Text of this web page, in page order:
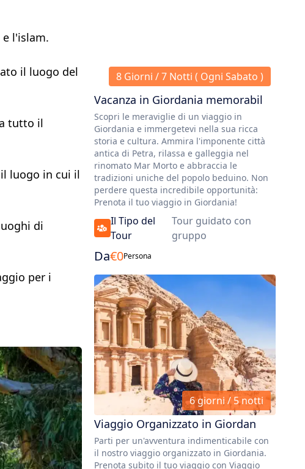
l'islam.
il luogo del
tutto il
luogo in cui il
di
per i
8 Giorni / 7 Notti ( Ogni Sabato )
Vacanza in Giordania memorabil
Scopri le meraviglie di un viaggio in
Giordania e immergetevi nella sua ricca
storia e cultura. Ammira l'imponente città
antica di Petra, rilassa e galleggia nel
rinomato Mar Morto e abbraccia le
tradizioni uniche del popolo beduino. Non
perdere questa incredibile opportunità:
Prenota il tuo viaggio in Giordania!
Il Tipo del
Tour
Tour guidato con
gruppo
Da€0Persona
6 giorni / 5 notti
Viaggio Organizzato in Giordan
Parti per un'avventura indimenticabile con
il nostro viaggio organizzato in Giordania.
Prenota subito il tuo viaggio con Viaggio